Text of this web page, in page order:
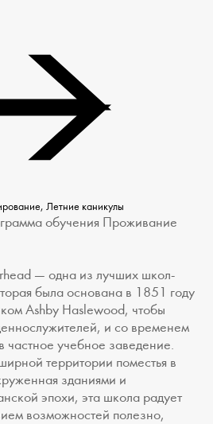
Летние каникулы
обучения Проживание
— одна из лучших школ-
была основана в 1851 году
Ashby Haslewood, чтобы
и со временем
частное учебное заведение.
территории поместья в
зданиями и
эпохи, эта школа радует
возможностей полезно,